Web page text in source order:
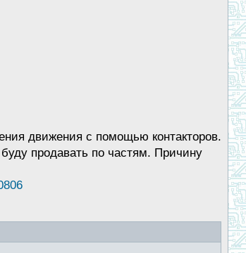
движения с помощью контакторов.
продавать по частям. Причину